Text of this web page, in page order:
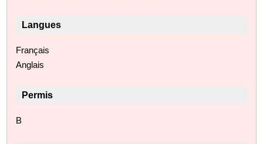
Langues
Français
Anglais
Permis
B